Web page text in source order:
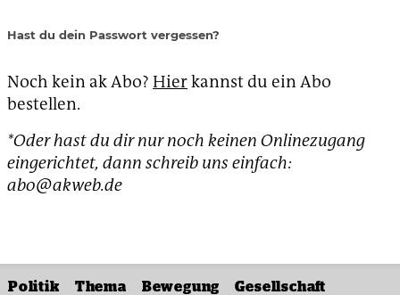
Hast du dein Passwort vergessen?
Noch kein ak Abo? Hierkannst du ein Abo
bestellen.
*Oder hast du dir nur noch keinen Onlinezugang
eingerichtet, dann schreib uns einfach:
abo@akweb.de
Politik Thema Bewegung Gesellschaft